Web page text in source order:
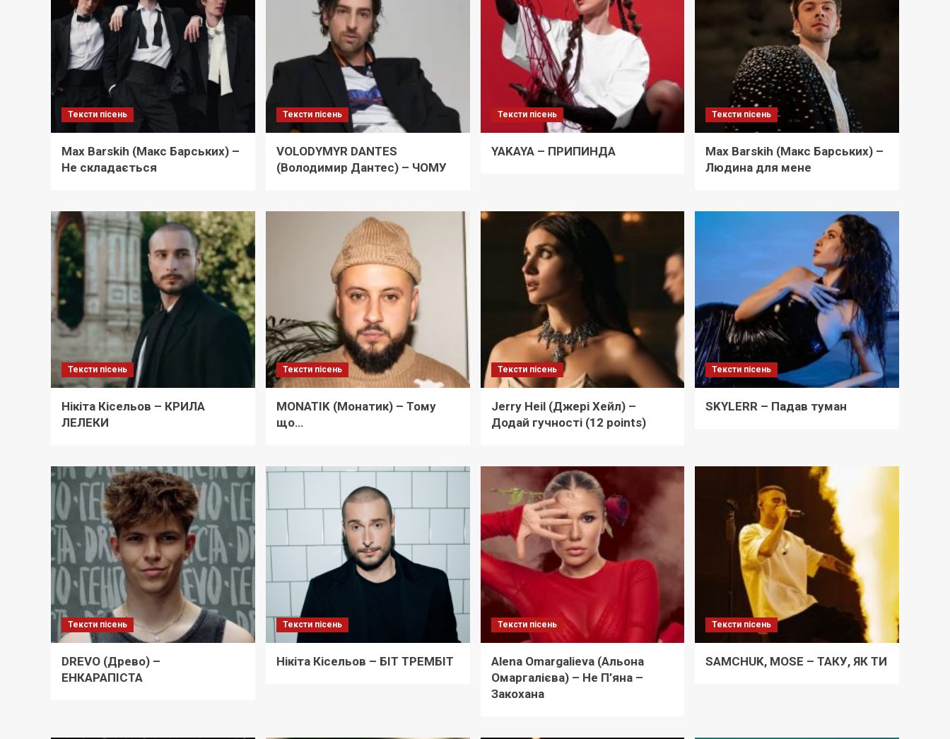
Тексти пісень
Max Barskih (Макс Барських) –
Не складається
Тексти пісень
VOLODYMYR DANTES
(Володимир Дантес) – ЧОМУ
Тексти пісень
YAKAYA – ПРИПИНДА
Тексти пісень
Max Barskih (Макс Барських) –
Людина для мене
Тексти пісень
Нікіта Кісельов – КРИЛА
ЛЕЛЕКИ
Тексти пісень
MONATIK (Монатик) – Тому
що…
Тексти пісень
Jerry Heil (Джері Хейл) –
Додай гучності (12 points)
Тексти пісень
SKYLERR – Падав туман
Тексти пісень
DREVO (Древо) –
ЕНКАРАПІСТА
Тексти пісень
Нікіта Кісельов – БІТ ТРЕМБІТ
Тексти пісень
Alena Omargalieva (Альона
Омаргалієва) – Не П’яна –
Закохана
Тексти пісень
SAMCHUK, MOSE – ТАКУ, ЯК ТИ